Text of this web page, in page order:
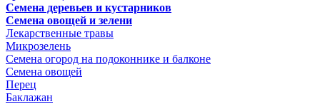
Семена деревьев и кустарников
Семена овощей и зелени
Лекарственные травы
Микрозелень
Семена огород на подоконнике и балконе
Семена овощей
Перец
Баклажан